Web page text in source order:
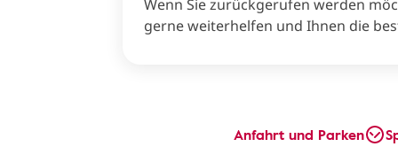
Wenn Sie zurückgerufen werden
gerne weiterhelfen und Ihnen die
Anfahrt und Parken